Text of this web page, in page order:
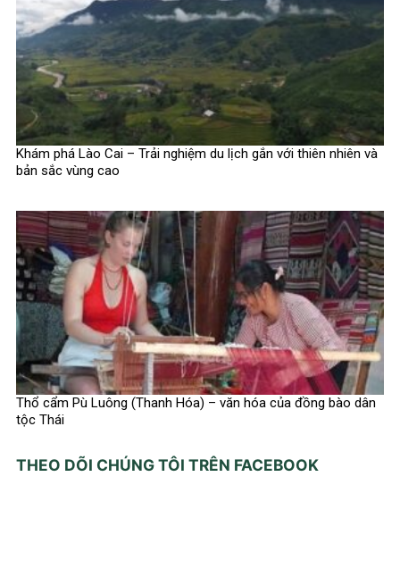
Khám phá Lào Cai – Trải nghiệm du lịch gắn với thiên nhiên và
bản sắc vùng cao
Thổ cẩm Pù Luông (Thanh Hóa) – văn hóa của đồng bào dân
tộc Thái
THEO DÕI CHÚNG TÔI TRÊN FACEBOOK